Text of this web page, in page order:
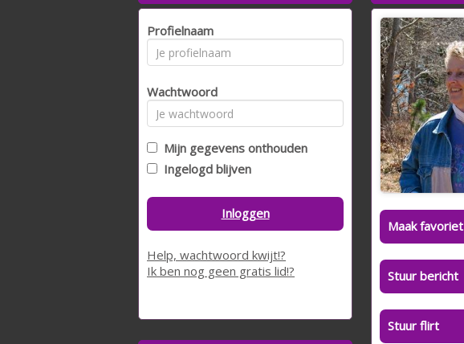
Maak favoriet
Stuur bericht
Stuur flirt
Profielnaam
Wachtwoord
Mijn gegevens onthouden
Ingelogd blijven
Inloggen
Help, wachtwoord kwijt!?
Ik ben nog geen gratis lid!?